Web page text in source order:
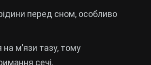
перед сном, особливо
м’язи тазу, тому
сечі.